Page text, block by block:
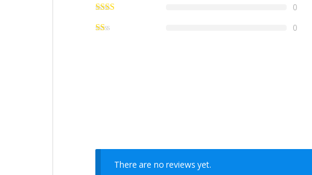
0
0
There are no reviews yet.